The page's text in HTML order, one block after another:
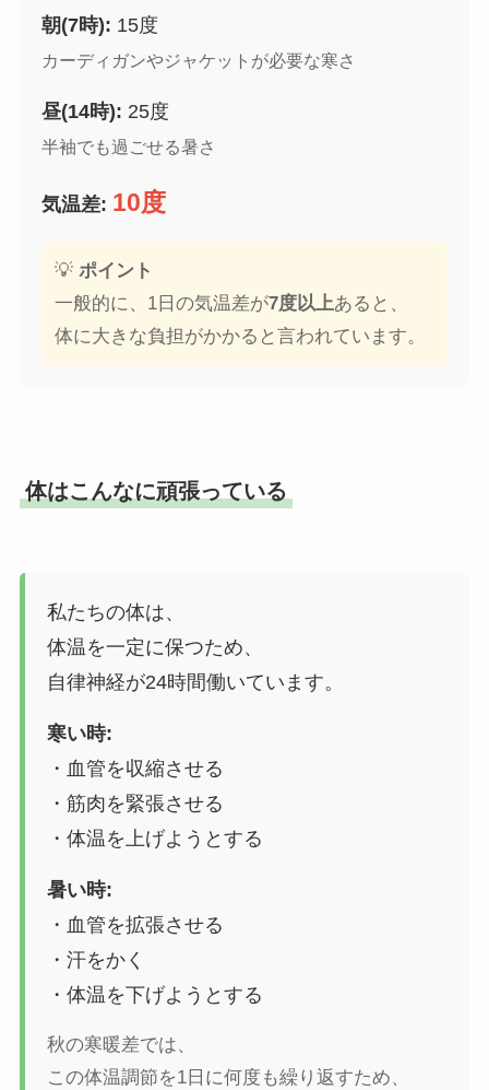
朝(7時): 15度
カーディガンやジャケットが必要な寒さ
昼(14時): 25度
半袖でも過ごせる暑さ
気温差: 10度
💡 ポイント
一般的に、1日の気温差が7度以上あると、
体に大きな負担がかかると言われています。
体はこんなに頑張っている
私たちの体は、
体温を一定に保つため、
自律神経が24時間働いています。
寒い時:
・血管を収縮させる
・筋肉を緊張させる
・体温を上げようとする
暑い時:
・血管を拡張させる
・汗をかく
・体温を下げようとする
秋の寒暖差では、
この体温調節を1日に何度も繰り返すため、